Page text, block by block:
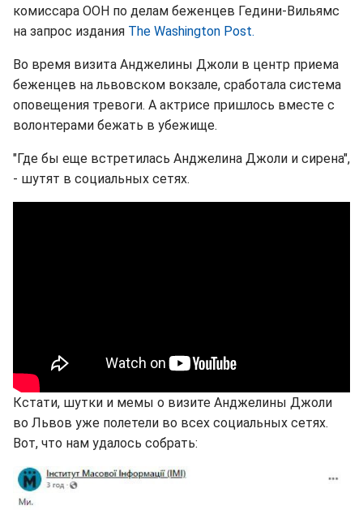
комиссара ООН по делам беженцев Гедини-Вильямс
на запрос издания The Washington Post.
Во время визита Анджелины Джоли в центр приема
беженцев на львовском вокзале, сработала система
оповещения тревоги. А актрисе пришлось вместе с
волонтерами бежать в убежище.
"Где бы еще встретилась Анджелина Джоли и сирена",
- шутят в социальных сетях.
Кстати, шутки и мемы о визите Анджелины Джоли
во Львов уже полетели во всех социальных сетях.
Вот, что нам удалось собрать: